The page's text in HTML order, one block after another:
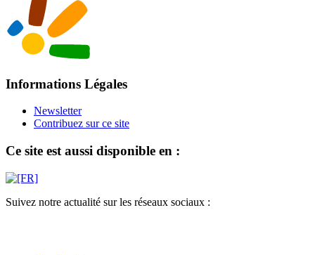
Informations Légales
Newsletter
Contribuez sur ce site
Ce site est aussi disponible en :
Suivez notre actualité sur les réseaux sociaux :